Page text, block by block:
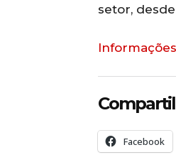
setor,
Facebook